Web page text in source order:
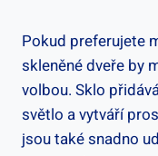
Pokud preferujete
skleněné ​dveře by
volbou. Sklo
světlo a vytváří
jsou také snadno